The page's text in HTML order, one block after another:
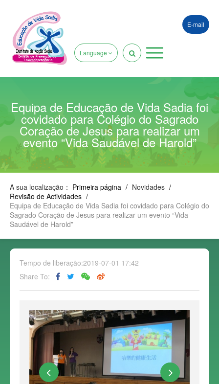
E-mail
Language
Equipa de Educação de Vida Sadia foi
covidado para Colégio do Sagrado
Coração de Jesus para realizar um
evento “Vida Saudável de Harold”
A sua localização： Primeira página / Novidades /
Revisão de Actividades /
Equipa de Educação de Vida Sadia foi covidado para Colégio do
Sagrado Coração de Jesus para realizar um evento “Vida
Saudável de Harold”
Tempo de liberação:2019-07-01 17:42
Share To: